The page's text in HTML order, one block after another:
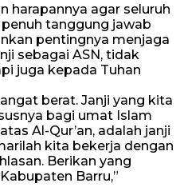
harapannya agar seluruh
tanggung jawab
pentingnya menjaga
sebagai ASN, tidak
juga kepada Tuhan
berat. Janji yang kita
bagi umat Islam
Al-Qur’an, adalah janji
kita bekerja dengan
Berikan yang
Barru,”